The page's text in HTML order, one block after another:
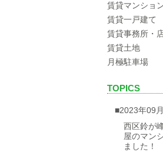
賃貸マンショ
賃貸一戸建て
賃貸事務所・
賃貸土地
月極駐車場
TOPICS
■2023年09
西区鈴が
屋のマン
ました！